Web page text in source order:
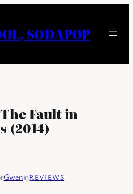
SODAPOP
Fault in
(2014)
GweninREVIEWS